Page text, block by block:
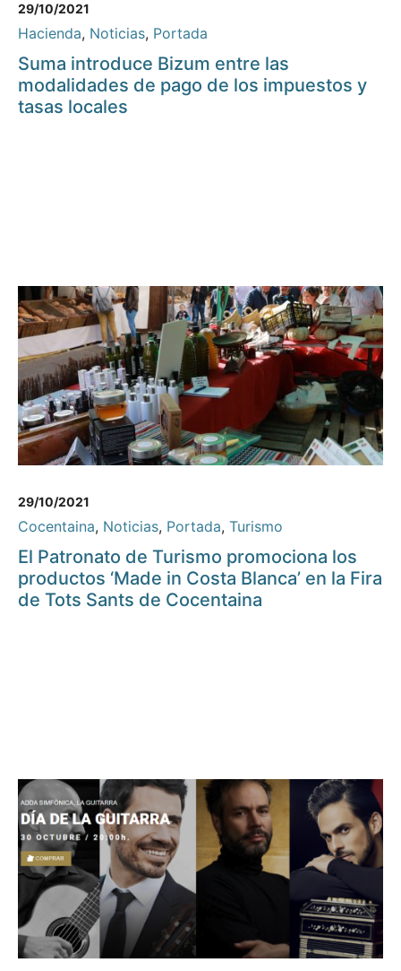
29/10/2021
Hacienda, Noticias, Portada
Suma introduce Bizum entre las
modalidades de pago de los impuestos y
tasas locales
29/10/2021
Cocentaina, Noticias, Portada, Turismo
El Patronato de Turismo promociona los
productos ‘Made in Costa Blanca’ en la Fira
de Tots Sants de Cocentaina